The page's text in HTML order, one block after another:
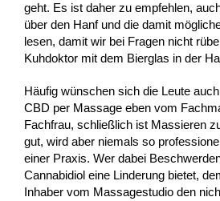
geht. Es ist daher zu empfehlen,
über den Hanf und die damit
lesen, damit wir bei Fragen nicht
Kuhdoktor mit dem Bierglas in der
Häufig wünschen sich die Leute
CBD per Massage eben vom
Fachfrau, schließlich ist Massieren
gut, wird aber niemals so
einer Praxis. Wer dabei
Cannabidiol eine Linderung bietet,
Inhaber vom Massagestudio den